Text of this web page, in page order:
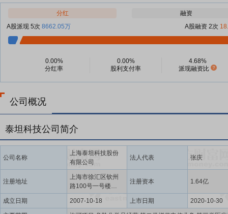
分红
融资
A股派现 5次 8662.05万 A股融资 2次
0.00%
分红率
0.00%
股利支付率
4.68%
派现融资比
公司概况
泰坦科技公司简介
公司名称
上海泰坦科技股份
有限公司
法人代表 张庆
注册地址
上海市徐汇区钦州
路100号一号楼
1110室
注册资本 1.64亿
成立日期 2007-10-18 上市日期 2020-10-30